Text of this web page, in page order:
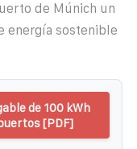
de Múnich un
energía sostenible
de 100 kWh
[PDF]